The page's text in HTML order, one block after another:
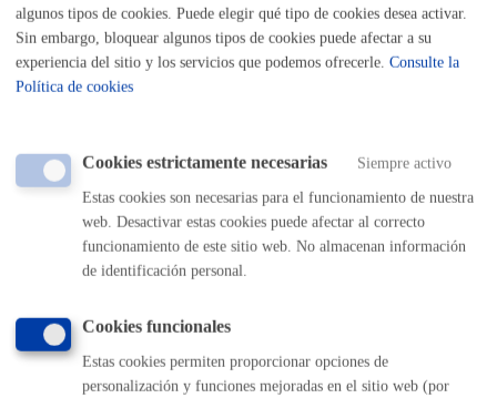
Quién lo puede solicitar
24/3/2026 - 6/5/2026
¿Cómo respondemos al odio? Prácticas exitosas para su
gestión y reparación
Plazo de resolución y sentido
algunos tipos de cookies. Puede elegir qué tipo de cookies desea activar.
Sin embargo, bloquear algunos tipos de cookies puede afectar a su
experiencia del sitio y los servicios que podemos ofrecerle. Consulte la
Política de cookies
Cookies estrictamente necesarias Siempre activo
Estas cookies son necesarias para el funcionamiento de nuestra
web. Desactivar estas cookies puede afectar al correcto
funcionamiento de este sitio web. No almacenan información
de identificación personal.
Cookies funcionales
Estas cookies permiten proporcionar opciones de
personalización y funciones mejoradas en el sitio web (por